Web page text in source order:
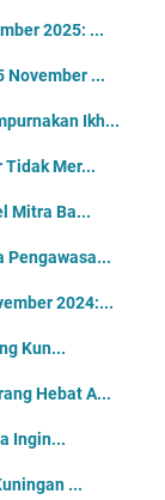
2025: ...
November ...
Ikh...
Tidak Mer...
Mitra Ba...
Pengawasa...
2024:...
Kun...
Hebat A...
Ingin...
...